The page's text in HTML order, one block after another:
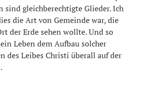
sind gleichberechtigte Glieder. Ich
die Art von Gemeinde war, die
der Erde sehen wollte. Und so
Leben dem Aufbau solcher
des Leibes Christi überall auf der